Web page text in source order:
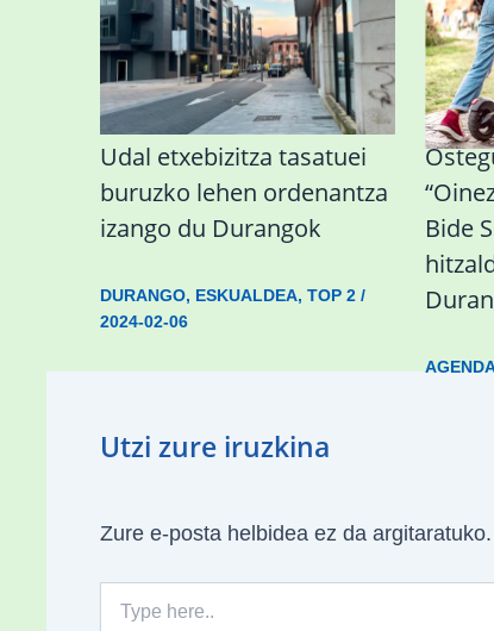
Udal etxebizitza tasatuei
buruzko lehen ordenantza
izango du Durangok
DURANGO, ESKUALDEA, TOP 2/
2024-02-06
Bide
Utzi zure iruzkina
Zure e-posta helbidea ez da argitaratuko.
here..